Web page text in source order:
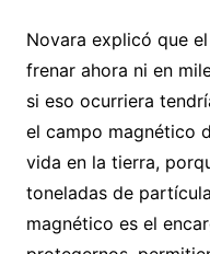
Novara explicó que
frenar ahora ni en
si eso ocurriera
el campo magnético
vida en la tierra,
toneladas de
magnético es el